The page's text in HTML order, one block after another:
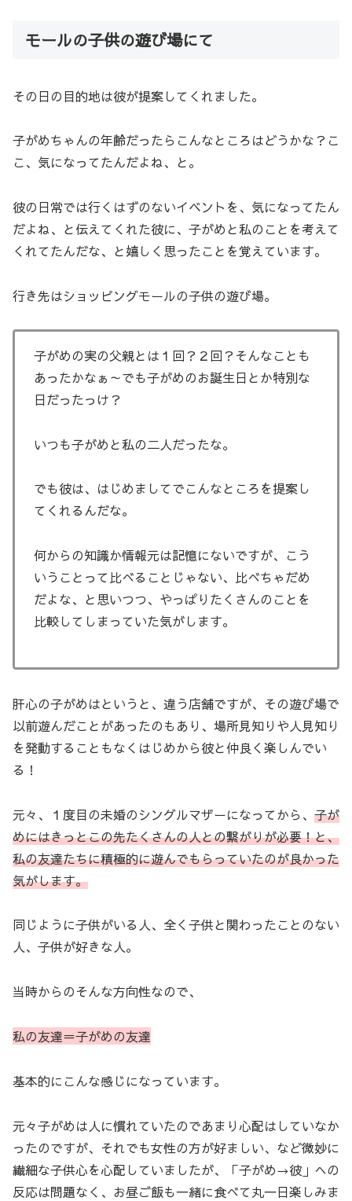
モールの子供の遊び場にて
その日の目的地は彼が提案してくれました。
子がめちゃんの年齢だったらこんなところはどうかな？こ
こ、気になってたんだよね、と。
彼の日常では行くはずのないイベントを、気になってたん
だよね、と伝えてくれた彼に、子がめと私のことを考えて
くれてたんだな、と嬉しく思ったことを覚えています。
行き先はショッピングモールの子供の遊び場。
子がめの実の父親とは１回？２回？そんなことも
あったかなぁ～でも子がめのお誕生日とか特別な
日だったっけ？
いつも子がめと私の二人だったな。
でも彼は、はじめましてでこんなところを提案し
てくれるんだな。
何からの知識か情報元は記憶にないですが、こう
いうことって比べることじゃない、比べちゃだめ
だよな、と思いつつ、やっぱりたくさんのことを
比較してしまっていた気がします。
肝心の子がめはというと、違う店舗ですが、その遊び場で
以前遊んだことがあったのもあり、場所見知りや人見知り
を発動することもなくはじめから彼と仲良く楽しんでい
る！
元々、１度目の未婚のシングルマザーになってから、 子が
めにはきっとこの先たくさんの人との繋がりが必要！と、
私の友達たちに積極的に遊んでもらっていたのが良かった
気がします。
同じように子供がいる人、全く子供と関わったことのない
人、子供が好きな人。
当時からのそんな方向性なので、
私の友達＝子がめの友達
基本的にこんな感じになっています。
元々子がめは人に慣れていたのであまり心配はしていなか
ったのですが、それでも女性の方が好ましい、など微妙に
繊細な子供心を心配していましたが、「子がめ→彼」への
反応は問題なく、お昼ご飯も一緒に食べて丸一日楽しみま